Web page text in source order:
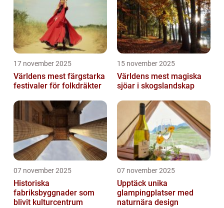
17 november 2025
Världens mest färgstarka
festivaler för folkdräkter
15 november 2025
Världens mest magiska
sjöar i skogslandskap
07 november 2025
Historiska
fabriksbyggnader som
blivit kulturcentrum
07 november 2025
Upptäck unika
glampingplatser med
naturnära design